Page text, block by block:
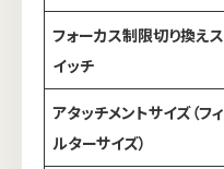
フォーカス制限切り換えス
イッチ
アタッチメントサイズ（フィ
ルターサイズ）